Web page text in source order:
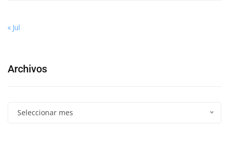
« Jul
Archivos
Seleccionar mes